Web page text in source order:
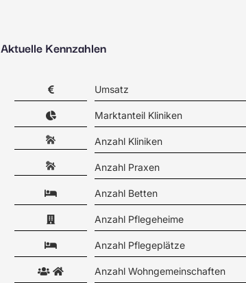
Aktuelle Kennzahlen
Umsatz
Marktanteil Kliniken
Anzahl Kliniken
Anzahl Praxen
Anzahl Betten
Anzahl Pflegeheime
Anzahl Pflegeplätze
Anzahl Wohngemeinschaften